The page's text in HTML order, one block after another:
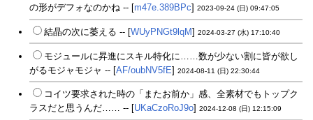
の形がデフォなのかね -- [m47e.389BPc] 2023-09-24 (日) 09:47:05
結晶の次に萎える -- [WUyPNGt9lqM] 2024-03-27 (水) 17:10:40
モジュールに昇進にスキル特化に……数が少ない割に皆が欲し
がるモジャモジャ -- [AF/oubNV5fE] 2024-08-11 (日) 22:30:44
コイツ要求された時の「またお前か」感、全素材でもトップク
ラスだと思うんだ…… -- [UKaCzoRoJ9o] 2024-12-08 (日) 12:15:09